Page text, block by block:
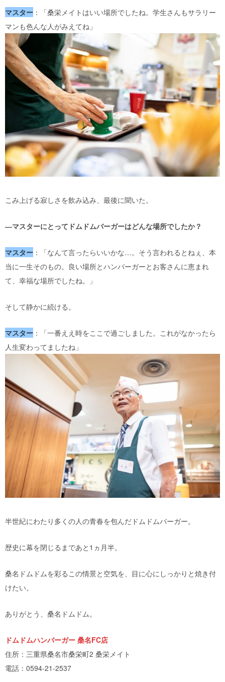
マスター ：「桑栄メイトはいい場所でしたね。学生さんもサラリー
マンも色んな人がみえてね」
こみ上げる寂しさを飲み込み、最後に聞いた。
―マスターにとってドムドムバーガーはどんな場所でしたか？
マスター ：「なんて言ったらいいかな…。そう言われるとねぇ、本
当に一生そのもの。良い場所とハンバーガーとお客さんに恵まれ
て、幸福な場所でしたね。」
そして静かに続ける。
マスター ：「一番ええ時をここで過ごしました。これがなかったら
人生変わってましたね」
半世紀にわたり多くの人の青春を包んだドムドムバーガー。
歴史に幕を閉じるまであと1ヵ月半。
桑名ドムドムを彩るこの情景と空気を、目に心にしっかりと焼き付
けたい。
ありがとう、桑名ドムドム。
ドムドムハンバーガー 桑名FC店
住所：三重県桑名市桑栄町2 桑栄メイト
電話：0594-21-2537